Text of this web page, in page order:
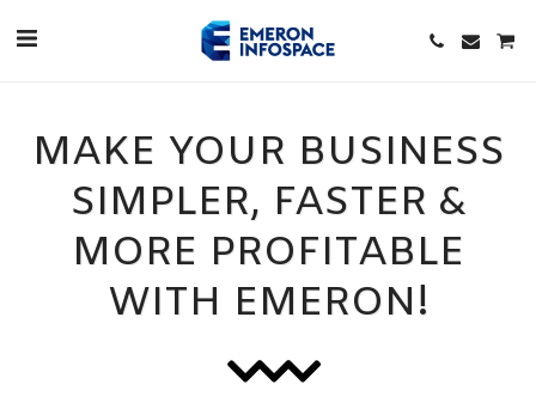
MAKE YOUR BUSINESS
SIMPLER, FASTER &
MORE PROFITABLE
WITH EMERON!